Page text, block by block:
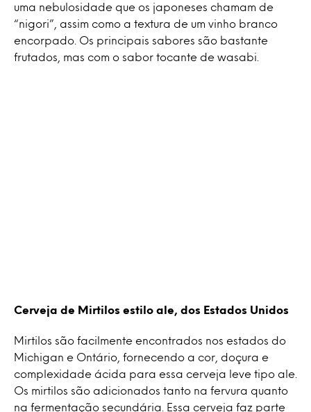
uma nebulosidade que os japoneses chamam de
“nigori”, assim como a textura de um vinho branco
encorpado. Os principais sabores são bastante
frutados, mas com o sabor tocante de wasabi.
Cerveja de Mirtilos estilo ale, dos Estados Unidos
Mirtilos são facilmente encontrados nos estados do
Michigan e Ontário, fornecendo a cor, doçura e
complexidade ácida para essa cerveja leve tipo ale.
Os mirtilos são adicionados tanto na fervura quanto
na fermentação secundária. Essa cerveja faz parte